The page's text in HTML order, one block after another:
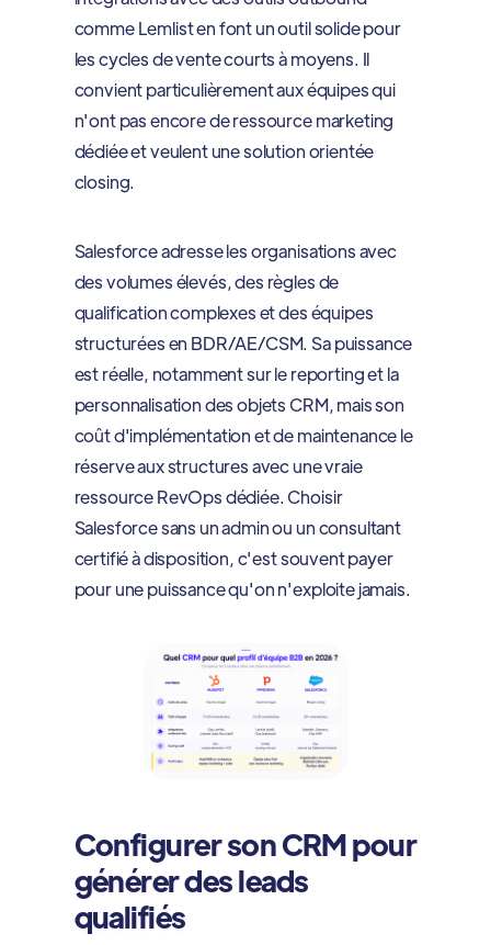
comme Lemlist en font un outil solide pour
les cycles de vente courts à moyens. Il
convient particulièrement aux équipes qui
n'ont pas encore de ressource marketing
dédiée et veulent une solution orientée
closing.
Salesforce adresse les organisations avec
des volumes élevés, des règles de
qualification complexes et des équipes
structurées en BDR/AE/CSM. Sa puissance
est réelle, notamment sur le reporting et la
personnalisation des objets CRM, mais son
coût d'implémentation et de maintenance le
réserve aux structures avec une vraie
ressource RevOps dédiée. Choisir
Salesforce sans un admin ou un consultant
certifié à disposition, c'est souvent payer
pour une puissance qu'on n'exploite jamais.
Configurer son CRM pour
générer des leads
qualifiés